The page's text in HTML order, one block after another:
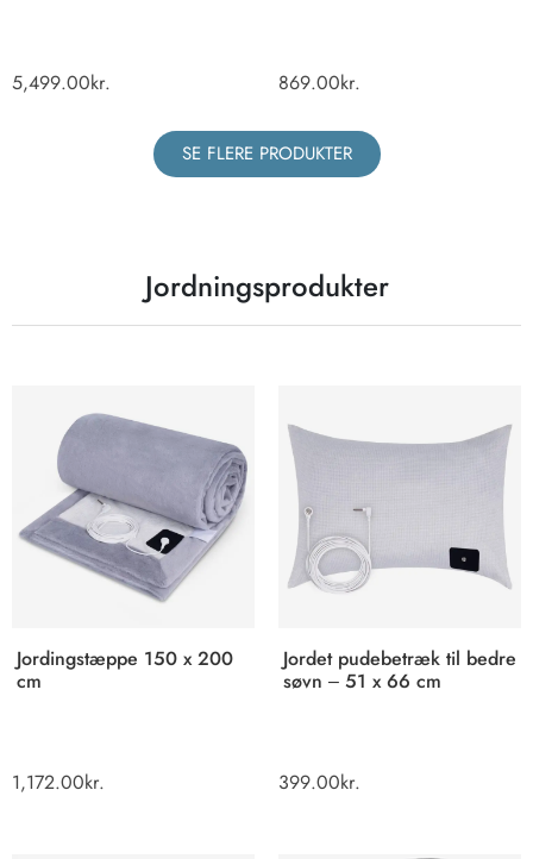
5,499.00kr. 869.00kr.
SE FLERE PRODUKTER
Jordningsprodukter
Jordingstæppe 150 x 200
cm
1,172.00kr.
Jordet pudebetræk til bedre
søvn – 51 x 66 cm
399.00kr.